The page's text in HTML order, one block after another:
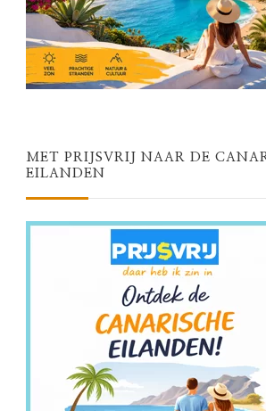
MET PRIJSVRIJ NAAR DE
EILANDEN